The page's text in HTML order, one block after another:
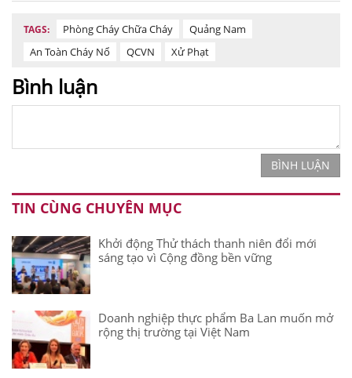
TAGS: Phòng Cháy Chữa Cháy
Quảng Nam
An Toàn Cháy Nổ
QCVN Xử Phạt
Bình luận
BÌNH LUẬN
TIN CÙNG CHUYÊN MỤC
Khởi động Thử thách thanh niên đổi mới
sáng tạo vì Cộng đồng bền vững
Doanh nghiệp thực phẩm Ba Lan muốn mở
rộng thị trường tại Việt Nam